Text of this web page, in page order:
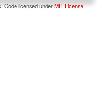
Code licensed underMIT License.